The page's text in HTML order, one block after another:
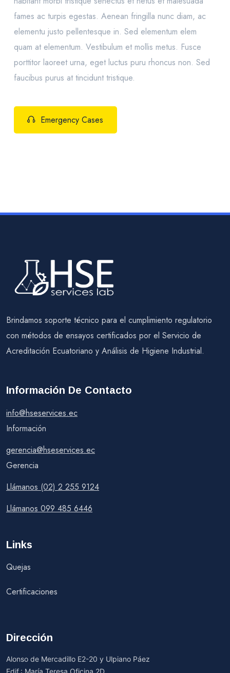
fames ac turpis egestas. Aenean fringilla nunc diam, ac
elementu justo pellentesque in. Sed elementum elem
quam at elementum. Vestibulum et mollis metus. Fusce
porttitor laoreet urna, eget luctus puru rhoncus non. Sed
faucibus purus at tincidunt tristique.
Emergency Cases
Brindamos soporte técnico para el cumplimiento regulatorio
con métodos de ensayos certificados por el Servicio de
Acreditación Ecuatoriano y Análisis de Higiene Industrial.
Información De Contacto
info@hseservices.ec
Información
gerencia@hseservices.ec
Gerencia
Llámanos (02) 2 255 9124
Llámanos 099 485 6446
Links
Quejas
Certificaciones
Dirección
Alonso de Mercadillo E2-20 y Ulpiano Páez